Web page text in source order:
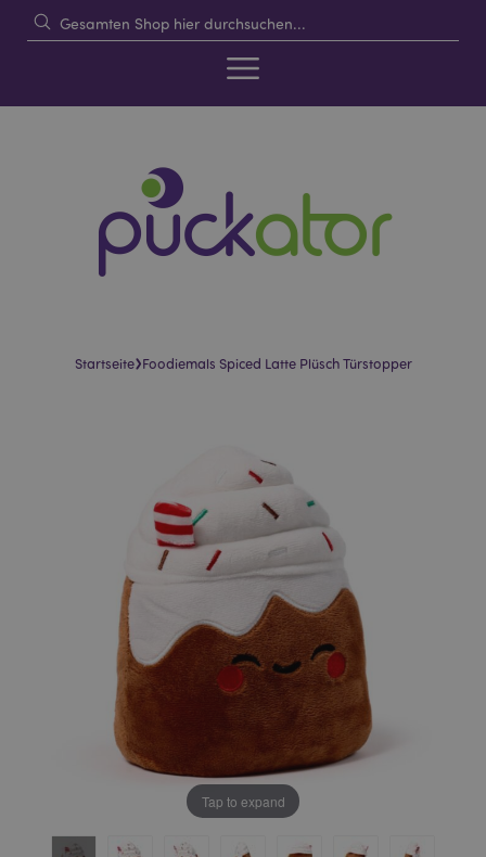
Startseite›Foodiemals Spiced Latte Plüsch Türstopper
Tap to expand